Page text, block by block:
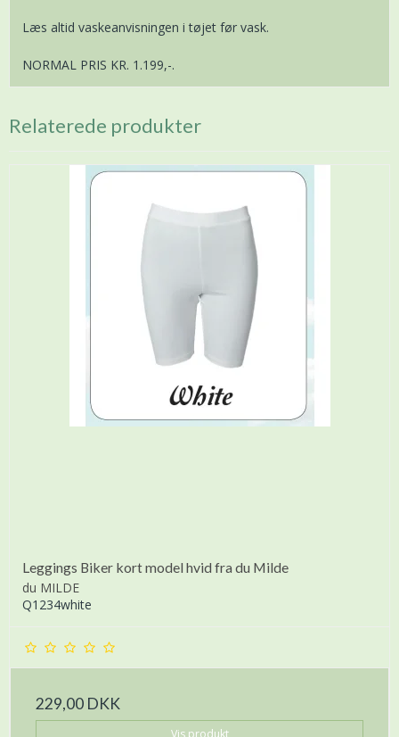
Læs altid vaskeanvisningen i tøjet før vask.
NORMAL PRIS KR. 1.199,-.
Relaterede produkter
Leggings Biker kort model hvid fra du Milde
du MILDE
Q1234white
229,00 DKK
Vis produkt